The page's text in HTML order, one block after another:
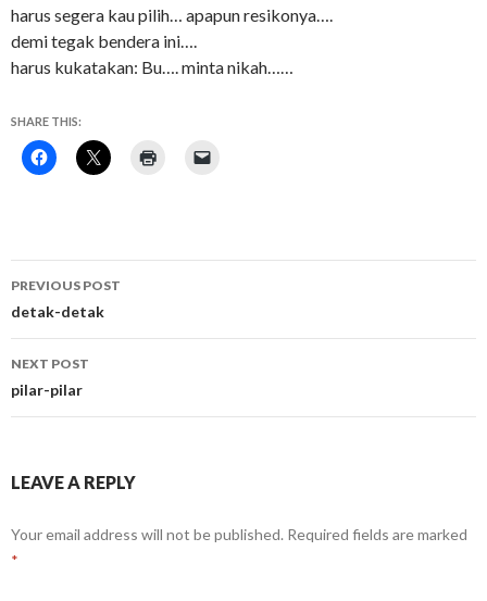
harus segera kau pilih… apapun resikonya….
demi tegak bendera ini….
harus kukatakan: Bu…. minta nikah……
SHARE THIS:
Post
navigation
PREVIOUS POST
detak-detak
NEXT POST
pilar-pilar
LEAVE A REPLY
Your email address will not be published. Required fields are marked
*